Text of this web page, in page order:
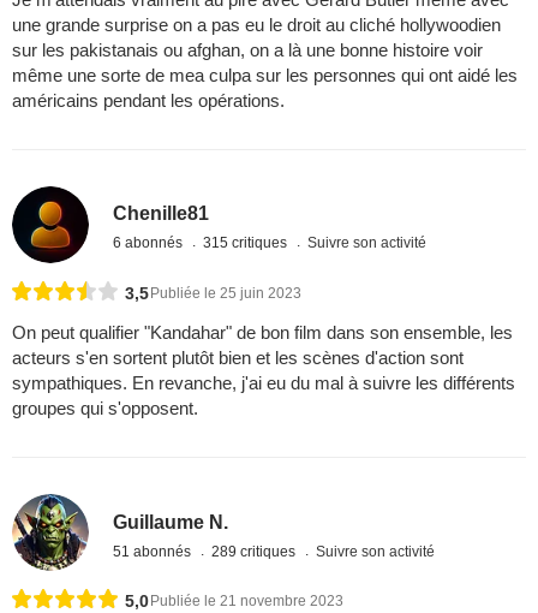
une grande surprise on a pas eu le droit au cliché hollywoodien
sur les pakistanais ou afghan, on a là une bonne histoire voir
même une sorte de mea culpa sur les personnes qui ont aidé les
américains pendant les opérations.
Chenille81
6 abonnés 315 critiques Suivre son activité
3,5 Publiée le 25 juin 2023
On peut qualifier "Kandahar" de bon film dans son ensemble, les
acteurs s'en sortent plutôt bien et les scènes d'action sont
sympathiques. En revanche, j'ai eu du mal à suivre les différents
groupes qui s'opposent.
Guillaume N.
51 abonnés 289 critiques Suivre son activité
5,0 Publiée le 21 novembre 2023